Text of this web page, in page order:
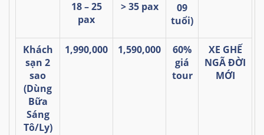
09
tuổi)
18 – 25
pax
> 35 pax
Khách
sạn 2
sao
(Dùng
Bữa
Sáng
Tô/Ly)
1,990,000 1,590,000
60%
giá
tour
XE GHẾ
NGÃ ĐỜI
MỚI